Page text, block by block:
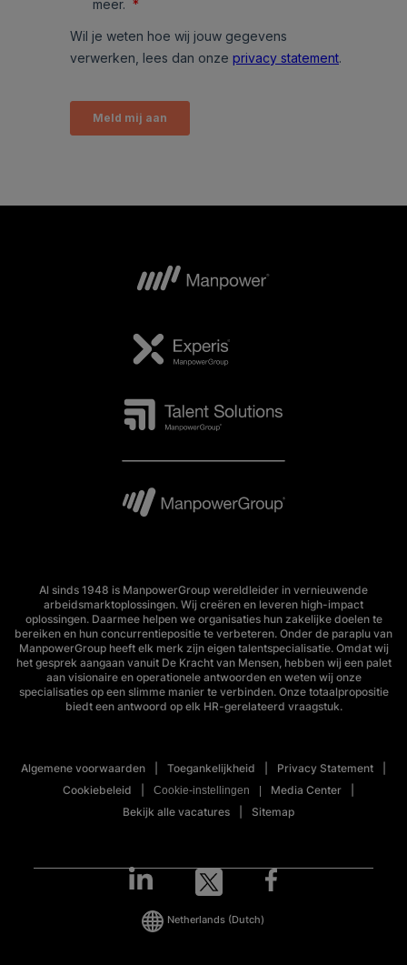
Al sinds 1948 is ManpowerGroup wereldleider in vernieuwende
arbeidsmarktoplossingen. Wij creëren en leveren high-impact
oplossingen. Daarmee helpen we organisaties hun zakelijke doelen te
bereiken en hun concurrentiepositie te verbeteren. Onder de paraplu van
ManpowerGroup heeft elk merk zijn eigen talentspecialisatie. Omdat wij
het gesprek aangaan vanuit De Kracht van Mensen, hebben wij een palet
aan visionaire en operationele antwoorden en weten wij onze
specialisaties op een slimme manier te verbinden. Onze totaalpropositie
biedt een antwoord op elk HR-gerelateerd vraagstuk.
Algemene voorwaarden Toegankelijkheid
Privacy Statement
Cookiebeleid
Cookie-instellingen
Media Center
Bekijk alle vacatures
Sitemap
Netherlands (Dutch)